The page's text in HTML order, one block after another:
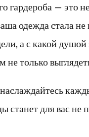
гардероба — это
одежда стала
а с какой
только
станет для вас